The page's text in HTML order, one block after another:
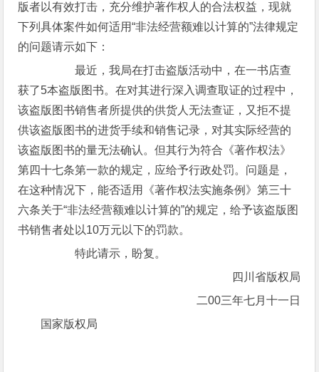
版者以有效打击，充分维护著作权人的合法权益，现就
下列具体案件如何适用“非法经营额难以计算的”法律规定
的问题请示如下：
最近，我局在打击盗版活动中，在一书店查
获了5本盗版图书。在对其进行深入调查取证的过程中，
该盗版图书销售者所提供的供货人无法查证，又拒不提
供该盗版图书的进货手续和销售记录，对其实际经营的
该盗版图书的量无法确认。但其行为符合《著作权法》
第四十七条第一款的规定，应给予行政处罚。问题是，
在这种情况下，能否适用《著作权法实施条例》第三十
六条关于“非法经营额难以计算的”的规定，给予该盗版图
书销售者处以10万元以下的罚款。
特此请示，盼复。
四川省版权局
二00三年七月十一日
国家版权局